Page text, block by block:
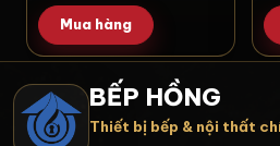
Mua hàng
BẾP HỒNG
Thiết bị bếp & nội thất